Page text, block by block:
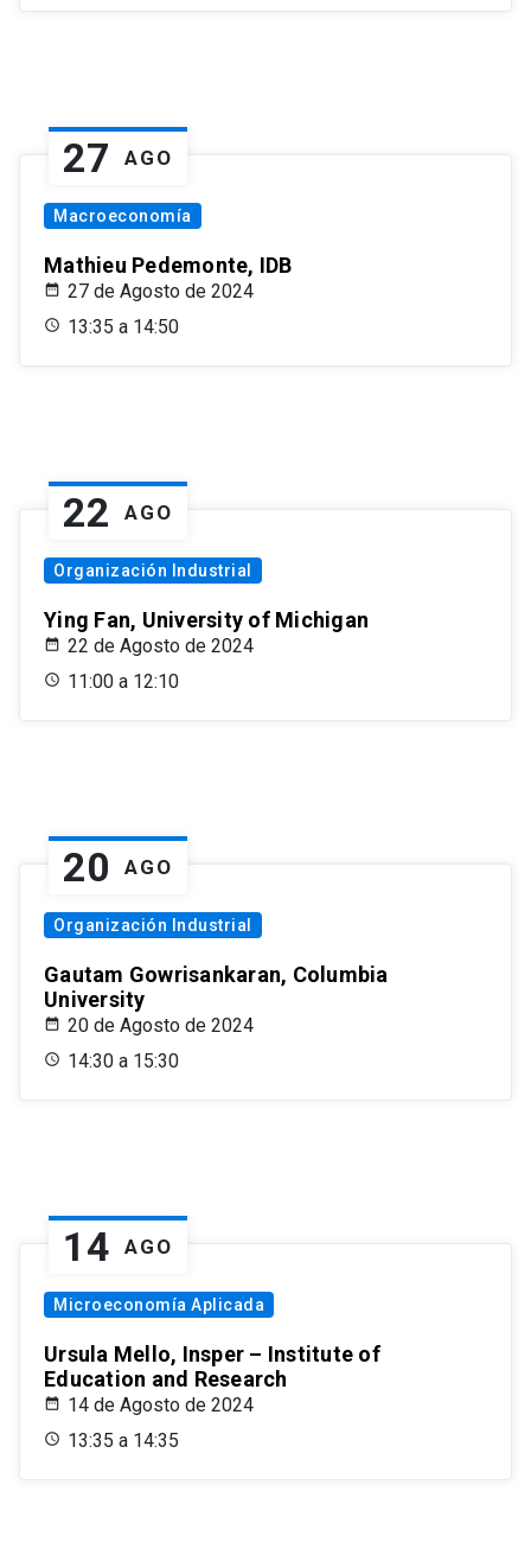
27 AGO
Macroeconomía
Mathieu Pedemonte, IDB
27 de Agosto de 2024
13:35 a 14:50
22 AGO
Organización Industrial
Ying Fan, University of Michigan
22 de Agosto de 2024
11:00 a 12:10
20 AGO
Organización Industrial
Gautam Gowrisankaran, Columbia
University
20 de Agosto de 2024
14:30 a 15:30
14 AGO
Microeconomía Aplicada
Ursula Mello, Insper – Institute of
Education and Research
14 de Agosto de 2024
13:35 a 14:35